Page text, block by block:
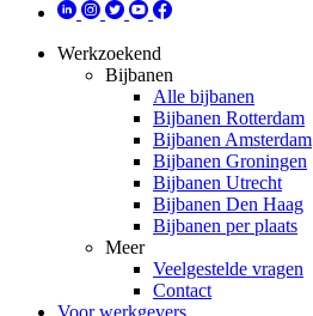
Werkzoekend
Bijbanen
Alle bijbanen
Bijbanen Rotterdam
Bijbanen Amsterdam
Bijbanen Groningen
Bijbanen Utrecht
Bijbanen Den Haag
Bijbanen per plaats
Meer
Veelgestelde vragen
Contact
Voor werkgevers